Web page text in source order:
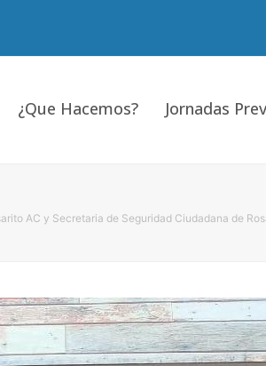
¿Que Hacemos? Jornadas
AC y Secretaria de Seguridad Ciudadana de